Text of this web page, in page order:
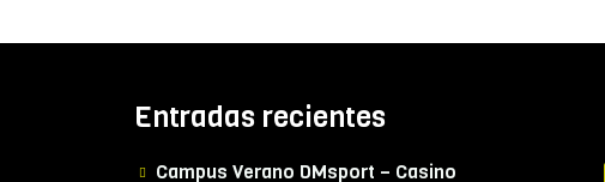
Entradas recientes
Campus Verano DMsport – Casino